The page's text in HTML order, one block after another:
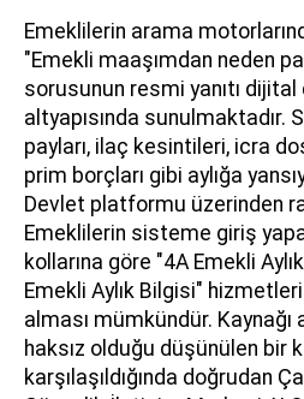
Emeklilerin arama
"Emekli maaşımdan neden
sorusunun resmi yanıtı dijital
altyapısında sunulmaktadır.
payları, ilaç kesintileri, icra
prim borçları gibi aylığa
Devlet platformu üzerinden
Emeklilerin sisteme giriş
kollarına göre "4A Emekli
Emekli Aylık Bilgisi"
alması mümkündür. Kaynağı
haksız olduğu düşünülen bir
karşılaşıldığında doğrudan